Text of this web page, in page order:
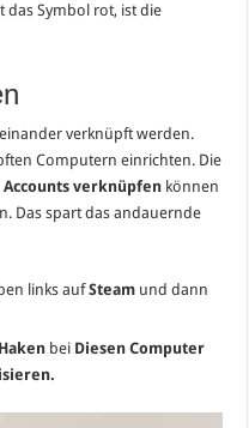
das Symbol rot, ist die
verknüpft werden.
Computern einrichten. Die
Accounts verknüpfen können
Das spart das andauernde
links aufSteam und dann
Haken bei Diesen Computer